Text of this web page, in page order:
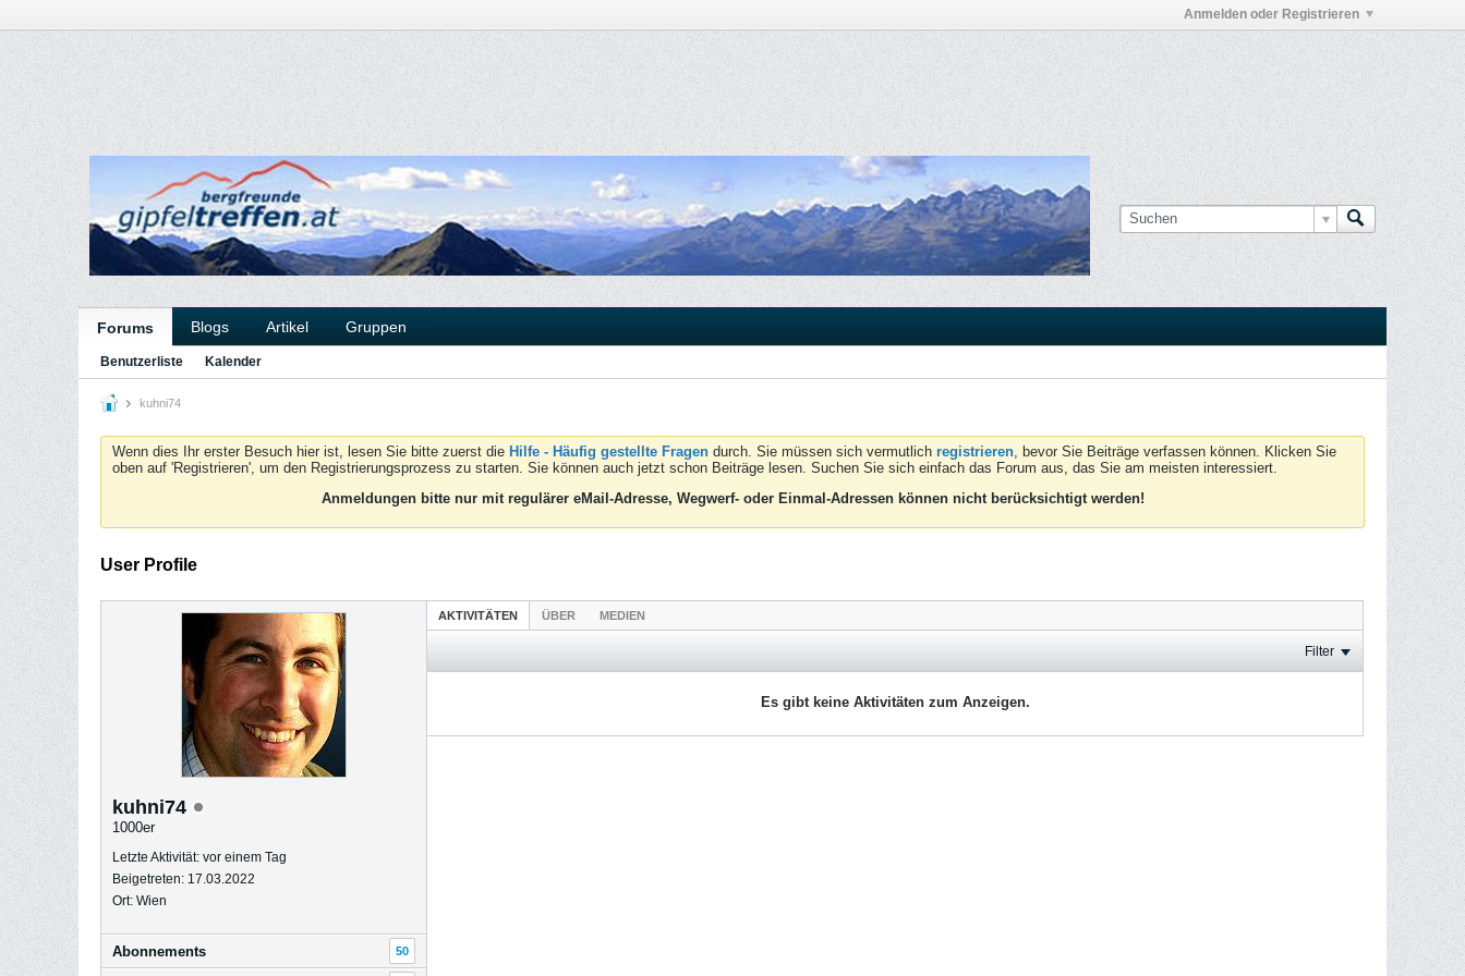
Anmelden oder Registrieren
Forums Blogs Artikel Gruppen
Benutzerliste Kalender
kuhni74
Wenn dies Ihr erster Besuch hier ist, lesen Sie bitte zuerst die Hilfe - Häufig gestellte Fragen durch. Sie müssen sich vermutlich registrieren, bevor Sie Beiträge verfassen können. Klicken Sie
oben auf 'Registrieren', um den Registrierungsprozess zu starten. Sie können auch jetzt schon Beiträge lesen. Suchen Sie sich einfach das Forum aus, das Sie am meisten interessiert.
Anmeldungen bitte nur mit regulärer eMail-Adresse, Wegwerf- oder Einmal-Adressen können nicht berücksichtigt werden!
User Profile
kuhni74
1000er
Letzte Aktivität: vor einem Tag
Beigetreten: 17.03.2022
Ort: Wien
Abonnements 50
AKTIVITÄTEN ÜBER MEDIEN
Filter
Es gibt keine Aktivitäten zum Anzeigen.